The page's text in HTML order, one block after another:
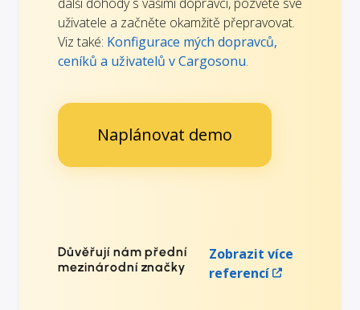
uživatele a začněte okamžitě přepravovat.
Viz také: Konfigurace mých dopravců,
ceníků a uživatelů v Cargosonu.
Naplánovat demo
Důvěřují nám přední
mezinárodní značky
Zobrazit více
referencí